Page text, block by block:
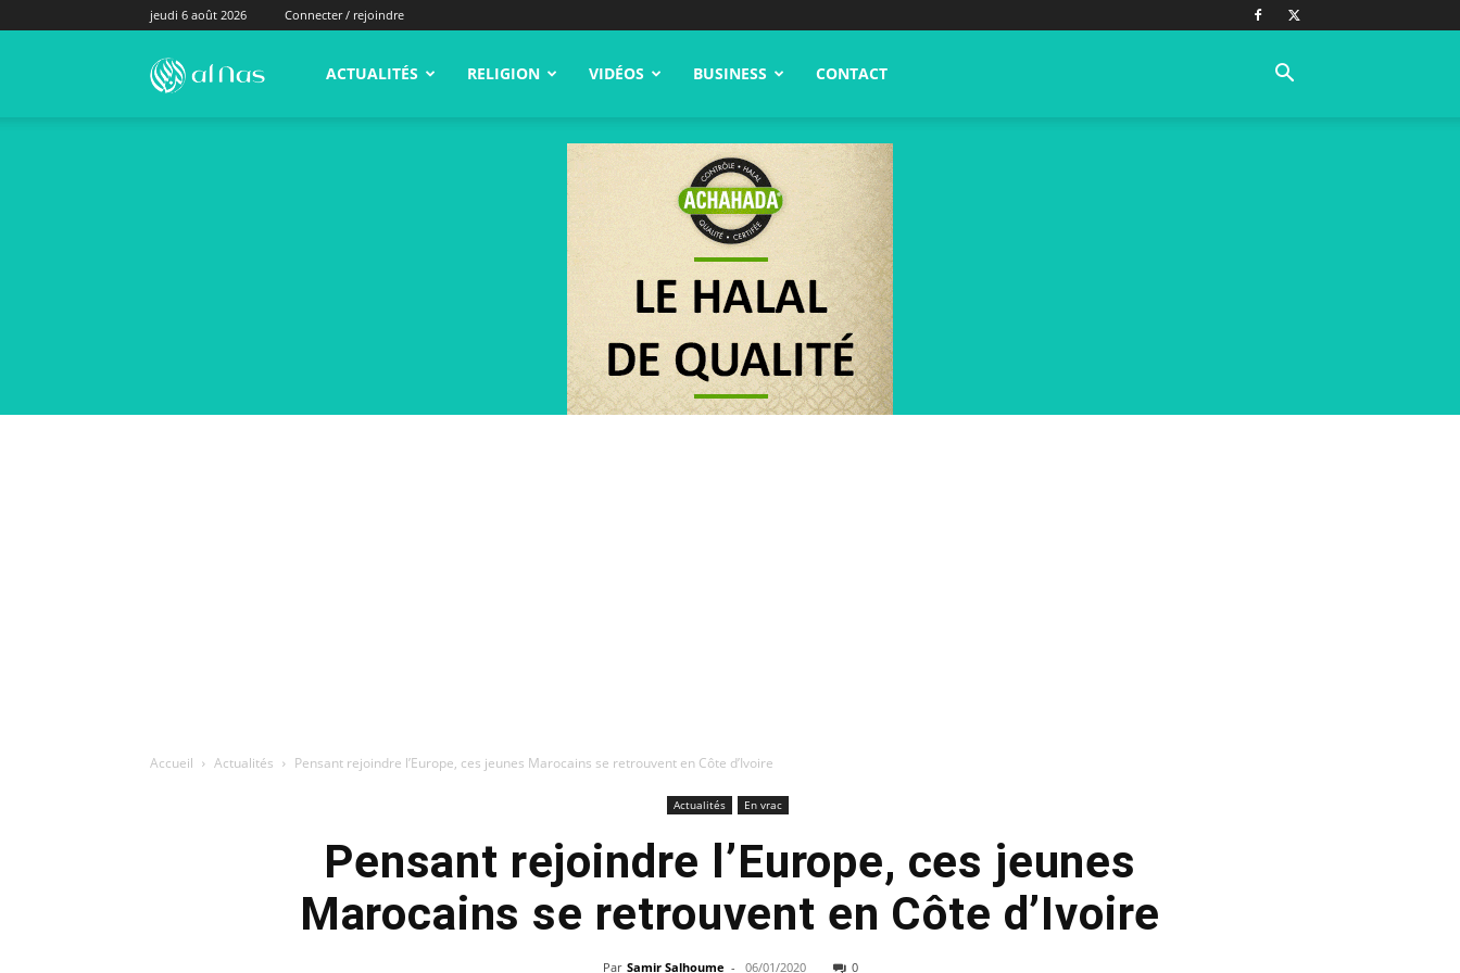
jeudi 6 août 2026 Connecter / rejoindre
alNas.fr ACTUALITÉS RELIGION VIDÉOS BUSINESS CONTACT
Accueil Actualités Pensant rejoindre l’Europe, ces jeunes Marocains se retrouvent en Côte d’Ivoire
Actualités En vrac
Pensant rejoindre l’Europe, ces jeunes
Marocains se retrouvent en Côte d’Ivoire
Par Samir Salhoume - 06/01/2020 0